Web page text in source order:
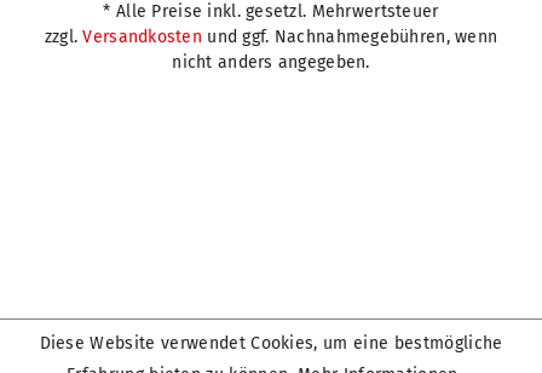
* Alle Preise inkl. gesetzl. Mehrwertsteuer
zzgl.Versandkosten und ggf. Nachnahmegebühren, wenn
nicht anders angegeben.
Diese Website verwendet Cookies, um eine bestmögliche